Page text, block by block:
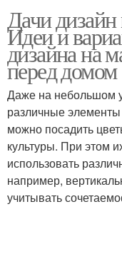
Маленький сад
Дачи дизайн
Идеи и
дизайна на
перед домом
Даже на небольшом
различные
можно посадить
культуры. При этом
использовать
например,
учитывать